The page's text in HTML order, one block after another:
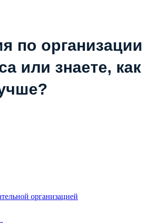
по организации
или знаете, как
организацией